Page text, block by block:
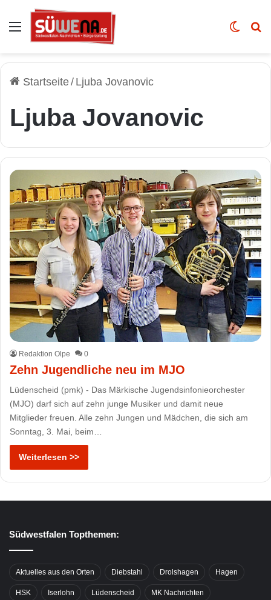
Auswahl Skin
Startseite/ Ljuba Jovanovic
Ljuba Jovanovic
Redaktion Olpe 0
Zehn Jugendliche neu im MJO
Lüdenscheid (pmk) - Das Märkische Jugendsinfonieorchester
(MJO) darf sich auf zehn junge Musiker und damit neue
Mitglieder freuen. Alle zehn Jungen und Mädchen, die sich am
Sonntag, 3. Mai, beim…
Weiterlesen >>
Südwestfalen Topthemen:
Aktuelles aus den Orten Diebstahl Drolshagen Hagen
HSK Iserlohn Lüdenscheid MK Nachrichten